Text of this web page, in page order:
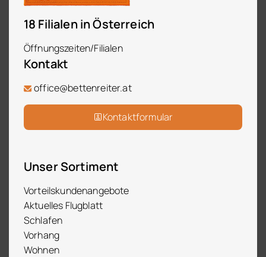
18 Filialen in Österreich
Öffnungszeiten/Filialen
Kontakt
office@bettenreiter.at
Kontaktformular
Unser Sortiment
Vorteilskundenangebote
Aktuelles Flugblatt
Schlafen
Vorhang
Wohnen